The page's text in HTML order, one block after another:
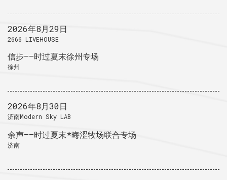
2026年8月29日
2666 LIVEHOUSE
信步——时过夏末徐州专场
徐州
2026年8月30日
济南Modern Sky LAB
余声——时过夏末*晦涩牧场联合专场
济南